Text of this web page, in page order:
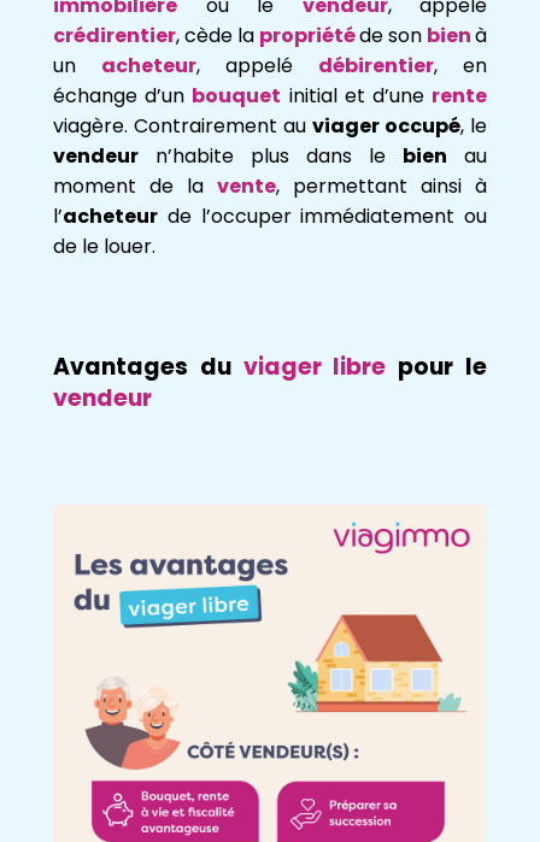
crédirentier, cède la propriétéde son bienà
un acheteur, appelé débirentier, en
échange d’un bouquet initial et d’une rente
viagère. Contrairement au viager occupé, le
vendeur n’habite plus dans le bien au
moment de la vente, permettant ainsi à
l’acheteur de l’occuper immédiatement ou
de le louer.
Avantages du viager libre pour le
vendeur